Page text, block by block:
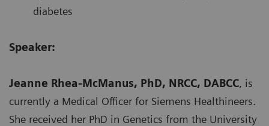
diabetes
Speaker:
Jeanne Rhea-McManus, PhD, NRCC, DABCC, is
currently a Medical Officer for Siemens Healthineers.
She received her PhD in Genetics from the University